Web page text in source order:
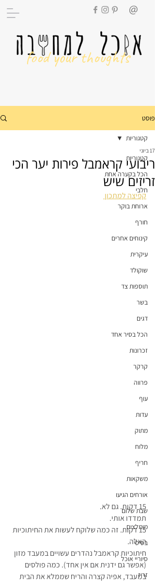
food your thoughts
פוסט
קטגוריות
הכל בקערה אחת
חלבי
ארוחת בוקר
חורף
קינוחים אחרים
עיקרית
שוקולד
תוספות צד
בשר
דגים
הכל בסיר אחד
זכרונות
קרקר
פרווה
עוף
עדות
מתוק
מלוח
חריף
משקאות
אורחים הגיעו
שבת שלום
מומלצים
בסיסי
סיוריי אוכל
זריז
קטגוריות
ריבועי קראמבל פירות יער הכי
זריזים שיש
17 ביוני
קפיצה למתכון
15 דקות. גם לא.
תמדדו אותי.
15 דקות. זה כמה שלוקח לעשות את החיתוכיות
האלה.
חיתוכיות קראמבל נהדרים עשויים במעבד מזון
(אפשר גם ידנית אם אין אחד). כמה פולסים
במעבד, אפיה קצרה והריח שממלא את הבית